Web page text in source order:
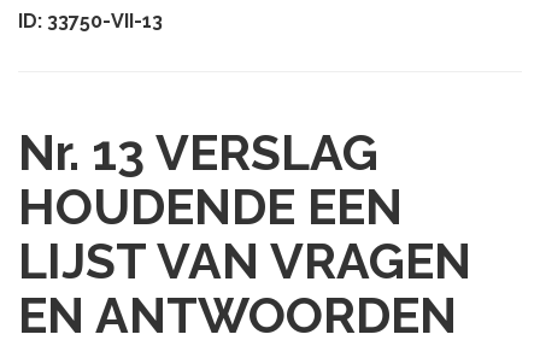
ID: 33750-VII-13
Nr. 13 VERSLAG
HOUDENDE EEN
LIJST VAN VRAGEN
EN ANTWOORDEN